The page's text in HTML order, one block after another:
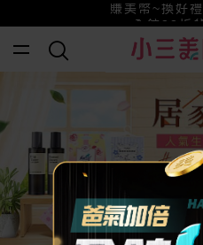
賺美幣~換好
小三美日x全支付~美
全館88折